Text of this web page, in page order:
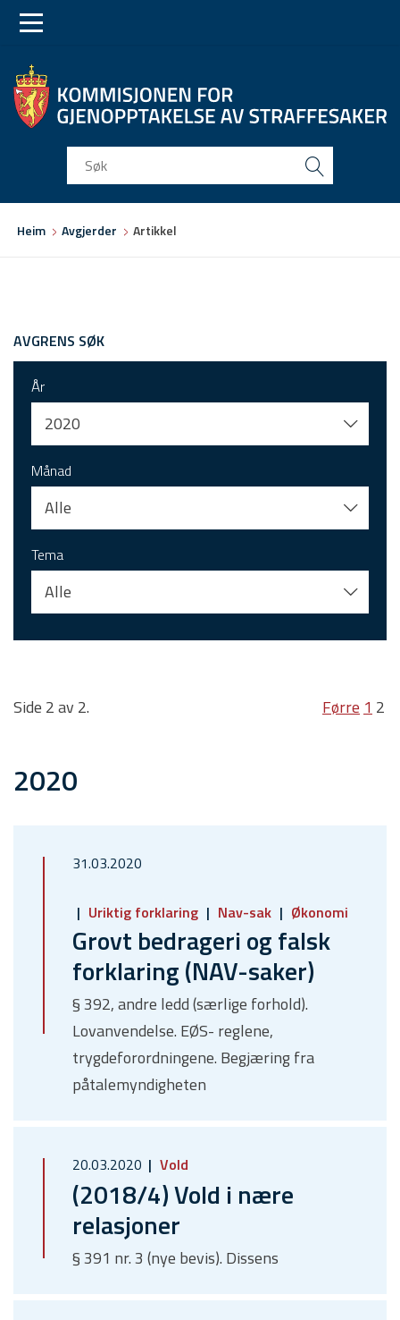
to
to
Heim Avgjerder Artikkel
AVGRENS SØK
År
2020
Månad
Alle
Tema
Alle
Side 2 av 2. Førre 1 2
2020
31.03.2020
Uriktig forklaring Nav-sak Økonomi
Grovt bedrageri og falsk
forklaring (NAV-saker)
§ 392, andre ledd (særlige forhold).
Lovanvendelse. EØS- reglene,
trygdeforordningene. Begjæring fra
påtalemyndigheten
20.03.2020 Vold
(2018/4) Vold i nære
relasjoner
§ 391 nr. 3 (nye bevis). Dissens